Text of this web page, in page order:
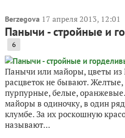
Berzegova 17 апреля 2013, 12:01
Панычи - стройные и
6
Панычи или майоры, цветы из
расцветок не бывают.
пурпурные, белые,
майоры в одиночку, в один
клумбе. За их роскошную
называют...